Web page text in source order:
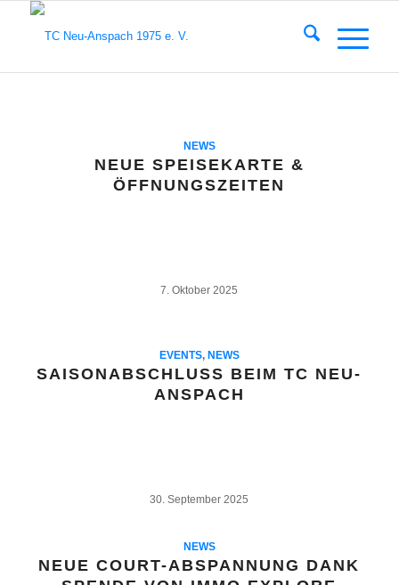
NEWS
NEUE SPEISEKARTE &
ÖFFNUNGSZEITEN
7. Oktober 2025
EVENTS, NEWS
SAISONABSCHLUSS BEIM TC NEU-
ANSPACH
30. September 2025
NEWS
NEUE COURT-ABSPANNUNG DANK